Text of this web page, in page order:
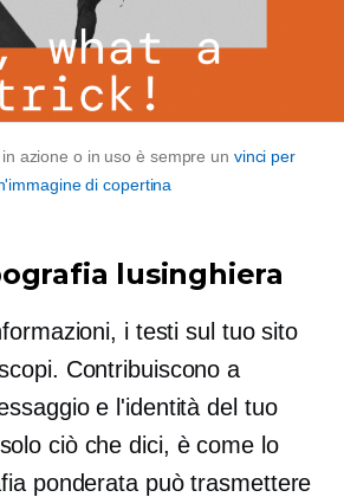
azione o in uso è sempre un vinci per
di copertina
lusinghiera
i testi sul tuo sito
Contribuiscono a
e l'identità del tuo
ciò che dici, è come lo
ponderata può trasmettere